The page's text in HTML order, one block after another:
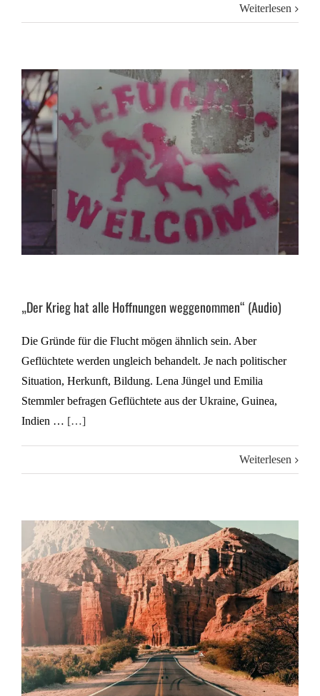
Weiterlesen
„Der Krieg hat alle Hoffnungen weggenommen“ (Audio)
Die Gründe für die Flucht mögen ähnlich sein. Aber
Geflüchtete werden ungleich behandelt. Je nach politischer
Situation, Herkunft, Bildung. Lena Jüngel und Emilia
Stemmler befragen Geflüchtete aus der Ukraine, Guinea,
Indien … […]
Weiterlesen